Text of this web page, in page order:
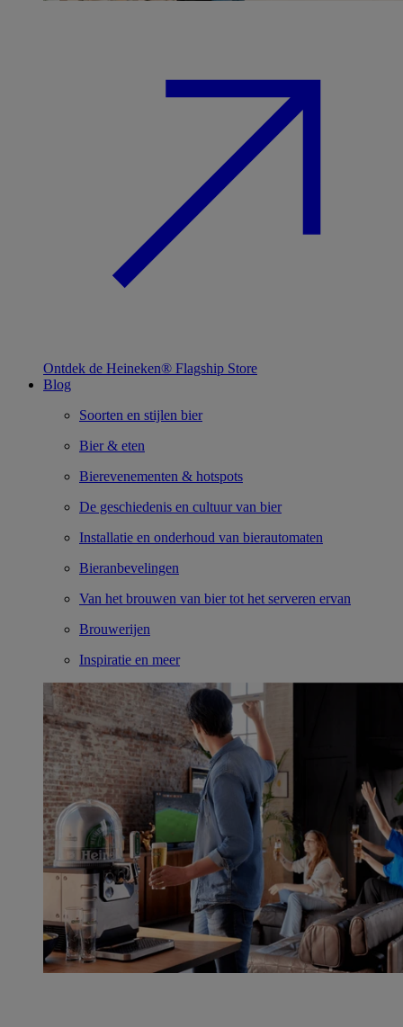
Ontdek de Heineken® Flagship Store
Blog
Soorten en stijlen bier
Bier & eten
Bierevenementen & hotspots
De geschiedenis en cultuur van bier
Installatie en onderhoud van bierautomaten
Bieranbevelingen
Van het brouwen van bier tot het serveren ervan
Brouwerijen
Inspiratie en meer